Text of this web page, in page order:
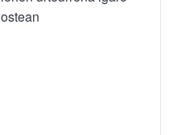
ostean